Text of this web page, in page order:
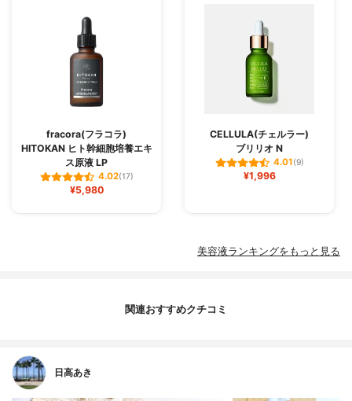
fracora(フラコラ)
HITOKAN ヒト幹細胞培養エキ
ス原液 LP
4.02(17)
¥5,980
CELLULA(チェルラー)
ブリリオ N
4.01(9)
¥1,996
美容液ランキングをもっと見る
関連おすすめクチコミ
日高あき